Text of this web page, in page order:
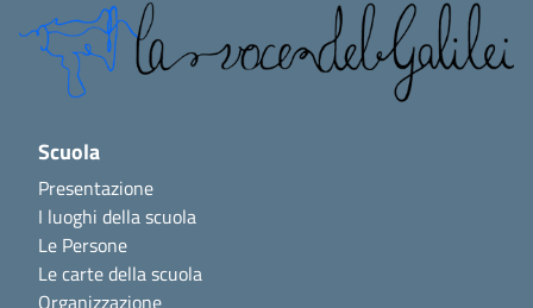
Scuola
Presentazione
I luoghi della scuola
Le Persone
Le carte della scuola
Organizzazione